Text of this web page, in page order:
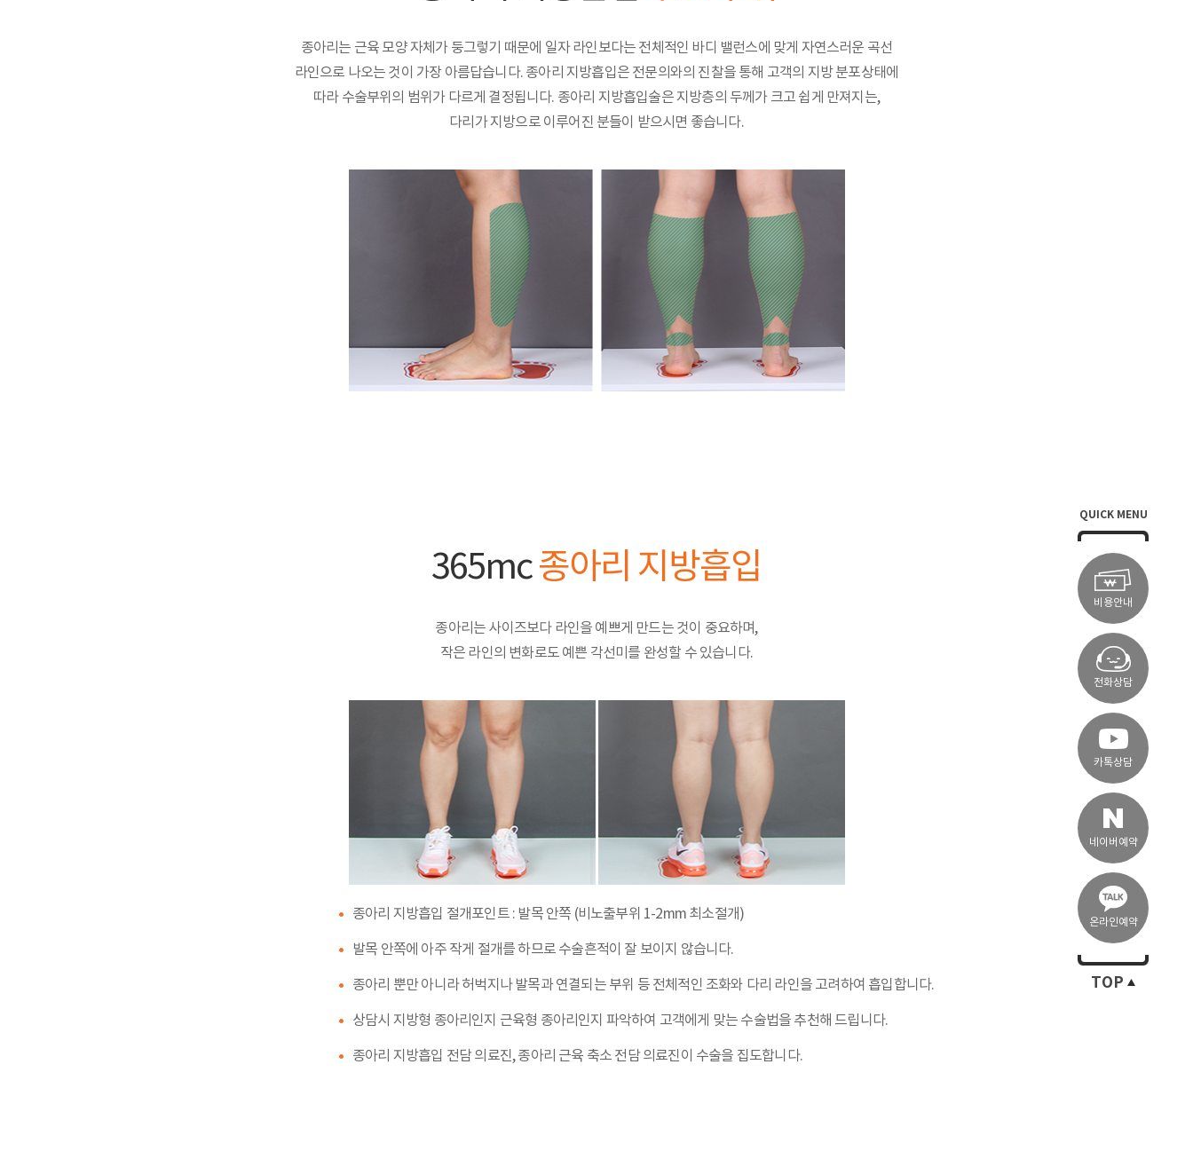
종아리는 근육 모양 자체가 둥그렇기 때문에 일자 라인보다는 전체적인 바디 밸런스에 맞게 자연스러운 곡선
라인으로 나오는 것이 가장 아름답습니다. 종아리 지방흡입은 전문의와의 진찰을 통해 고객의 지방 분포상태에
따라 수술부위의 범위가 다르게 결정됩니다. 종아리 지방흡입술은 지방층의 두께가 크고 쉽게 만져지는,
다리가 지방으로 이루어진 분들이 받으시면 좋습니다.
365mc종아리 지방흡입
종아리는 사이즈보다 라인을 예쁘게 만드는 것이 중요하며,
작은 라인의 변화로도 예쁜 각선미를 완성할 수 있습니다.
종아리 지방흡입 절개포인트 : 발목 안쪽 (비노출부위 1-2mm 최소절개)
발목 안쪽에 아주 작게 절개를 하므로 수술흔적이 잘 보이지 않습니다.
종아리 뿐만 아니라 허벅지나 발목과 연결되는 부위 등 전체적인 조화와 다리 라인을 고려하여 흡입합니다.
상담시 지방형 종아리인지 근육형 종아리인지 파악하여 고객에게 맞는 수술법을 추천해 드립니다.
종아리 지방흡입 전담 의료진, 종아리 근육 축소 전담 의료진이 수술을 집도합니다.
QUICK MENU
비용안내
전화상담
카톡상담
네이버예약
온라인예약
TOP